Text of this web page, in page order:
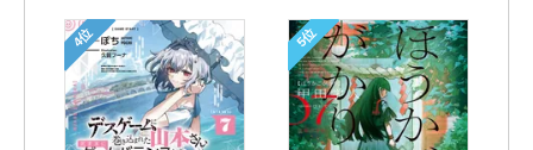
4位 5位